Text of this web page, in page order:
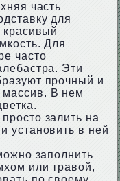
часть
для
красивый
Для
часто
Эти
прочный и
В нем
залить на
установить в ней
заполнить
или травой,